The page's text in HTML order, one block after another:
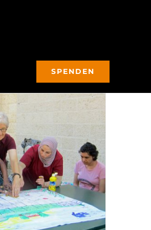
SPENDEN
Medieninfo zur
Entwicklung im Heiligen
Land